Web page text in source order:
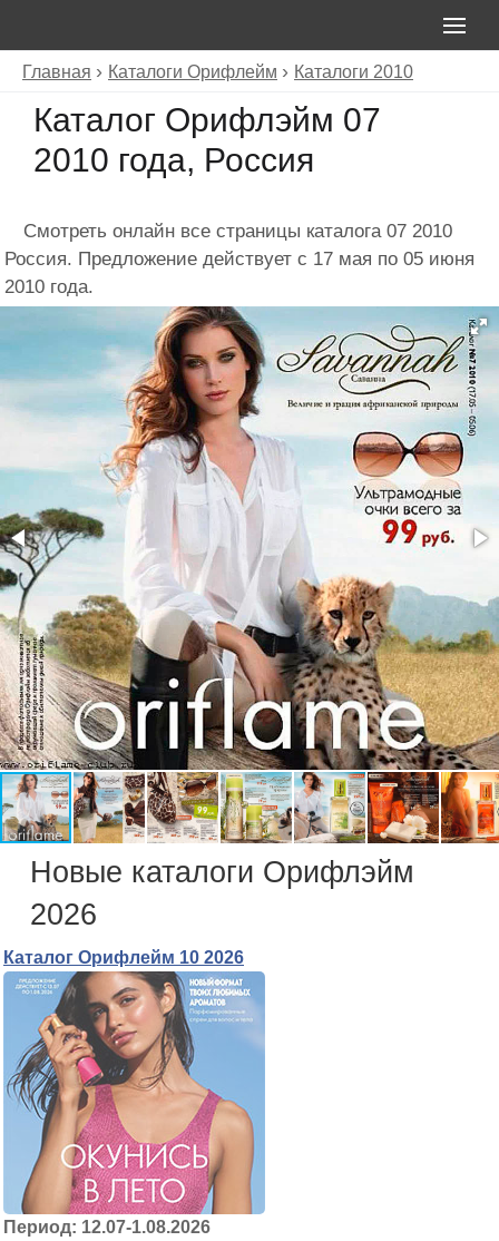
Главная Каталоги Орифлейм Каталоги 2010
Каталог Орифлэйм 07
2010 года, Россия
Смотреть онлайн все страницы каталога 07 2010
Россия. Предложение действует с 17 мая по 05 июня
2010 года.
Новые каталоги Орифлэйм
2026
Каталог Орифлейм 10 2026
Период: 12.07-1.08.2026